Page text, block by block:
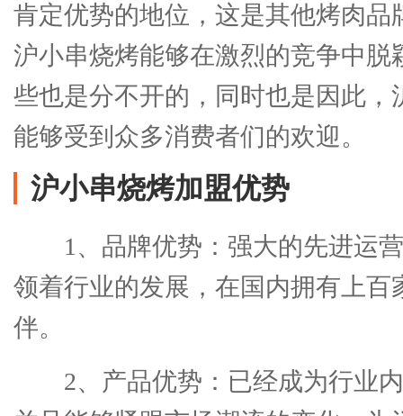
肯定优势的地位，这是其他烤肉品
沪小串烧烤能够在激烈的竞争中脱
些也是分不开的，同时也是因此，
能够受到众多消费者们的欢迎。
沪小串烧烤加盟优势
1、品牌优势：强大的先进运
领着行业的发展，在国内拥有上百
伴。
2、产品优势：已经成为行业